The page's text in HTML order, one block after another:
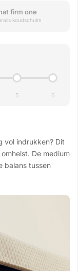
firm one
koudschuim
5 6
vol indrukken? Dit
De medium
balans tussen